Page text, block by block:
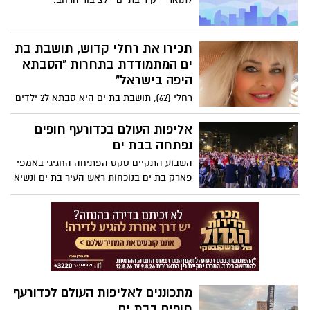
תכירו את רחלי קדוש, תושבת בת
ים המתמודדת בתחרות "הסבתא
היפה בישראל"
רחלי (62), תושבת בת ים היא סבתא ל2 ילדים
ו6 נכדים שהולכת להתחרות על התואר מול 32
נשים נוספות: "אנחנו קבוצה של 32 נשים
מדהימות ומצליחות וכל אחת מביאה את
אליפות העולם בכדורעף חופים
נפתחה בבת ים
השבוע התקיים טקס הפתיחה החגיגי באמפי
פארק בת ים בנוכחות ראש העיר בת ים ונשיא
התאחדות העולמית לספורט בתי הספר לורן
פטרינקה,
מתכוננים לאליפות העולם לכדורעף